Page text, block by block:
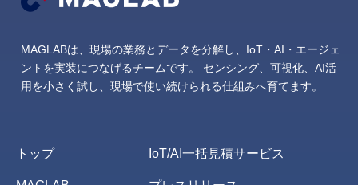
MAGLABは、現場の業務とデータを分解し、IoT・AI・エージェ
ントを実装につなげるチームです。
センシング、可視化、AI活
用を小さく試し、現場で使い続けられる仕組みへ育てます。
トップ IoT/AI一括見積サービス